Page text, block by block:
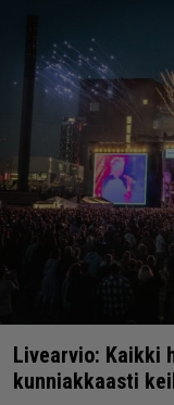
Livearvio: Kaikki
kunniakkaasti